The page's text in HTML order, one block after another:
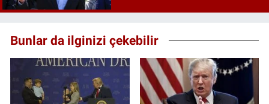
Bunlar da ilginizi çekebilir